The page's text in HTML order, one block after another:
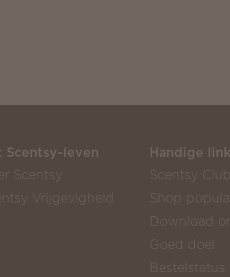
Scentsy-leven
Scentsy
Vrijgevigheid
Handige
Scentsy Club
Shop
Download
Goed doel
Bestelstatus